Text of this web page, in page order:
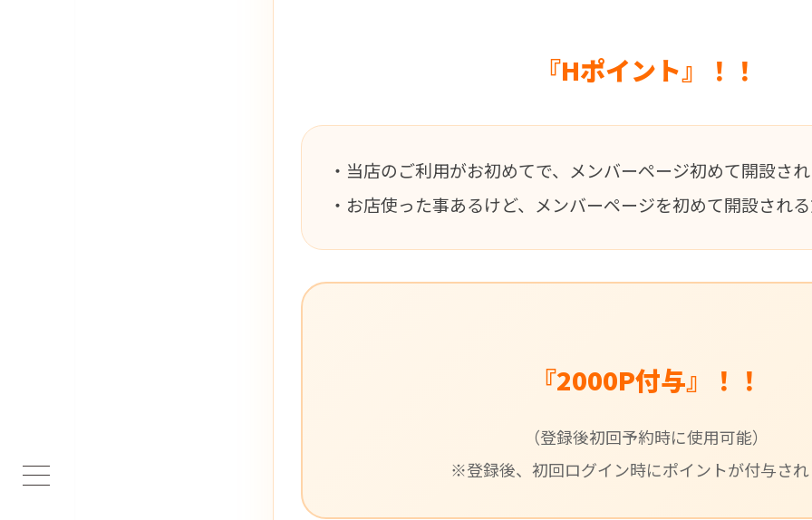
『Hポイント』！！
・当店のご利用がお初めてで、メンバーページ初めて開設さ
・お店使った事あるけど、メンバーページを初めて開設され
『2000P付与』！！
（登録後初回予約時に使用可能）
​※登録後、初回ログイン時にポイントが付与さ